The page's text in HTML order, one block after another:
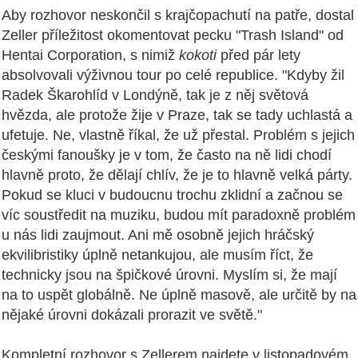
Aby rozhovor neskončil s krajčopachutí na patře, dostal
Zeller příležitost okomentovat pecku "Trash Island" od
Hentai Corporation, s nimiž kokotipřed pár lety
absolvovali výživnou tour po celé republice. "Kdyby žil
Radek Škarohlíd v Londýně, tak je z něj světová
hvězda, ale protože žije v Praze, tak se tady uchlastá a
ufetuje. Ne, vlastně říkal, že už přestal. Problém s jejich
českými fanoušky je v tom, že často na ně lidi chodí
hlavně proto, že dělají chlív, že je to hlavně velká párty.
Pokud se kluci v budoucnu trochu zklidní a začnou se
víc soustředit na muziku, budou mít paradoxně problém
u nás lidi zaujmout. Ani mě osobně jejich hráčský
ekvilibristiky úplně netankujou, ale musím říct, že
technicky jsou na špičkové úrovni. Myslím si, že mají
na to uspět globálně. Ne úplně masově, ale určitě by na
nějaké úrovni dokázali prorazit ve světě."